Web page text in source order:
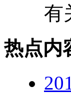
有
热点内